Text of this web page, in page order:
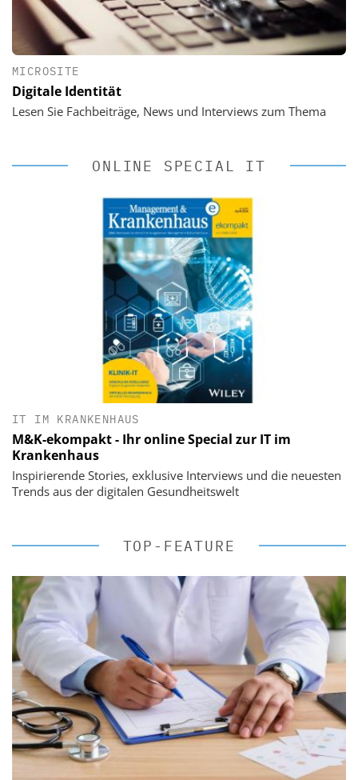
MICROSITE
Digitale Identität
Lesen Sie Fachbeiträge, News und Interviews zum Thema
ONLINE SPECIAL IT
IT IM KRANKENHAUS
M&K-ekompakt - Ihr online Special zur IT im
Krankenhaus
Inspirierende Stories, exklusive Interviews und die neuesten
Trends aus der digitalen Gesundheitswelt
TOP-FEATURE